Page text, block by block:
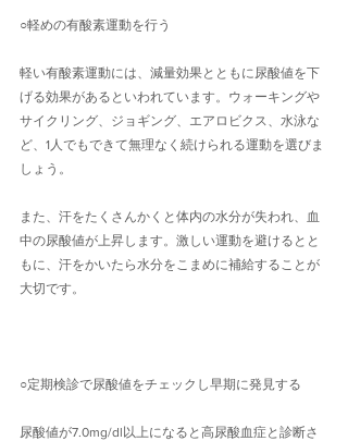
○軽めの有酸素運動を行う
軽い有酸素運動には、減量効果とともに尿酸値を下
げる効果があるといわれています。ウォーキングや
サイクリング、ジョギング、エアロビクス、水泳な
ど、1人でもできて無理なく続けられる運動を選びま
しょう。
また、汗をたくさんかくと体内の水分が失われ、血
中の尿酸値が上昇します。激しい運動を避けるとと
もに、汗をかいたら水分をこまめに補給することが
大切です。
○定期検診で尿酸値をチェックし早期に発見する
尿酸値が7.0mg/dl以上になると高尿酸血症と診断さ